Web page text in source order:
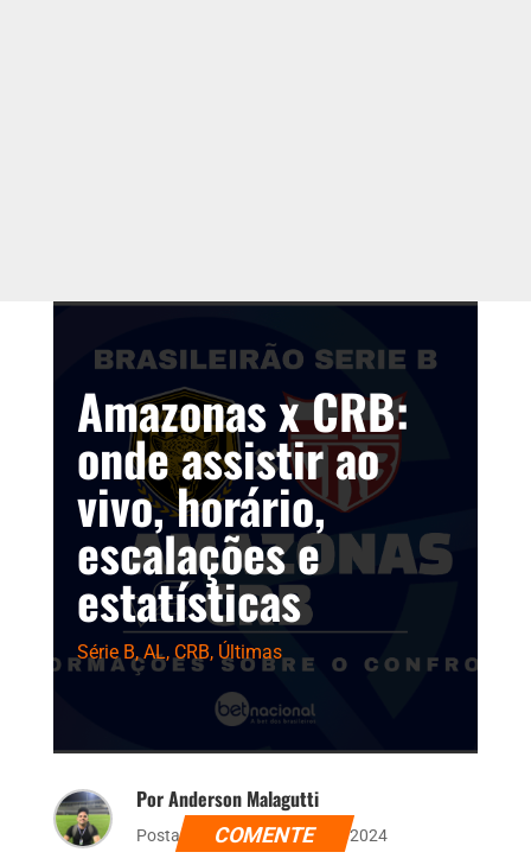
Amazonas x CRB:
onde assistir ao
vivo, horário,
escalações e
estatísticas
Série B,AL,CRB, Últimas
Por Anderson Malagutti
Postado dia 17 de agosto de 2024
COMENTE